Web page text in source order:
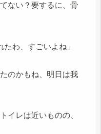
ない？要するに、骨
たわ、すごいよね」
のかもね、明日は我
イレは近いものの、